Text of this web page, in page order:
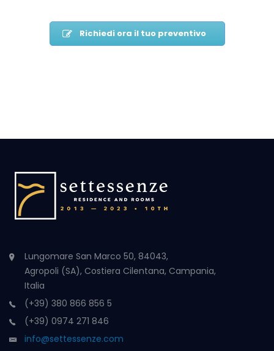
Richiedi ora il tuo preventivo
Lungomare San Marco 50, 84043,
Agropoli (SA), Costiera Cilentana, Campania,
Italia
(+39) 380 866 856 5
(+39) 0974 271 846
info@settessenze.com